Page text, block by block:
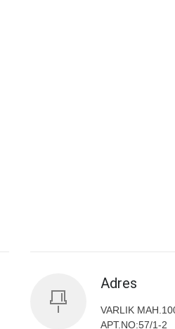
Adres
VARLIK
APT.NO:57/1-2